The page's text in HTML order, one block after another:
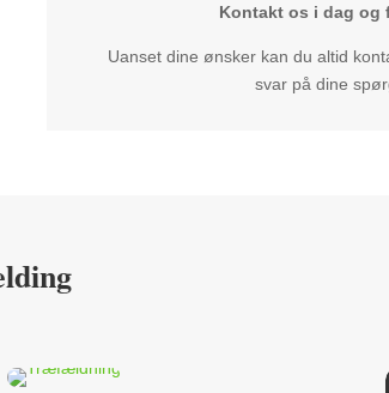
Kontakt os i dag og
Uanset dine ønsker kan du altid
svar på dine